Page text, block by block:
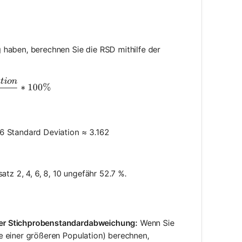
berechnen Sie die RSD mithilfe der
\frac{Standard\ Deviation}{Mean} * 100\%
tion
∗ 100%
Standard Deviation ≈ 3.162
2, 4, 6, 8, 10 ungefähr 52.7 %.
Stichprobenstandardabweichung: Wenn Sie
größeren Population) berechnen,